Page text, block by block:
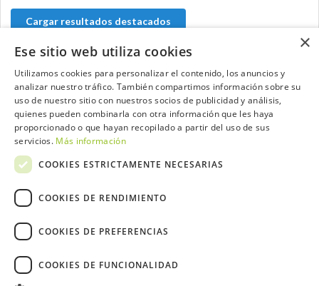
Cargar resultados destacados
Contacta con el equipo de NextCaddy
Opina Contacta
×
Ese sitio web utiliza cookies
Utilizamos cookies para personalizar el contenido, los anuncios y
analizar nuestro tráfico. También compartimos información sobre su
uso de nuestro sitio con nuestros socios de publicidad y análisis,
quienes pueden combinarla con otra información que les haya
proporcionado o que hayan recopilado a partir del uso de sus
servicios. Más información
COOKIES ESTRICTAMENTE NECESARIAS
COOKIES DE RENDIMIENTO
COOKIES DE PREFERENCIAS
COOKIES DE FUNCIONALIDAD